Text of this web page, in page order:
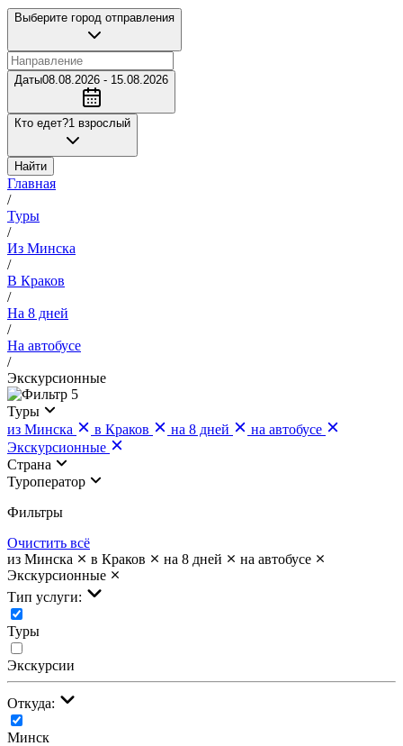
Выберите город отправления
Даты08.08.2026 - 15.08.2026
Кто едет?1 взрослый
Найти
Главная
/
Туры
/
Из Минска
/
В Краков
/
На 8 дней
/
На автобусе
/
Экскурсионные
5
Туры
из Минска
в Краков на 8 дней
на автобусе
Экскурсионные
Страна
Туроператор
Фильтры
Очистить всё
из Минска
в Краков на 8 дней
на автобусе
Экскурсионные
Тип услуги:
Туры
Экскурсии
Откуда:
Минск